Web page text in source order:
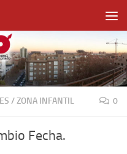
/ZONA INFANTIL 0
Fecha.